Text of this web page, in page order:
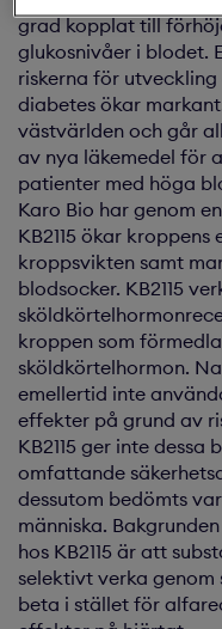
grad kopplat till
glukosnivåer i blodet.
riskerna för
diabetes ökar
västvärlden och går
av nya läkemedel för
patienter med höga
Karo Bio har genom
KB2115 ökar
kroppsvikten samt
blodsocker. KB2115
kroppen som
sköldkörtelhormon.
emellertid inte
effekter på grund av
KB2115 ger inte
omfattande
dessutom bedömts
människa.
hos KB2115 är att
selektivt verka
beta i stället för